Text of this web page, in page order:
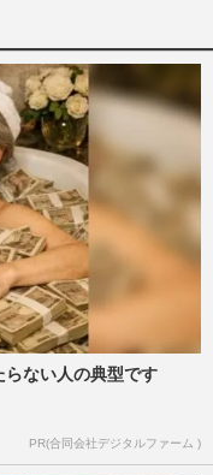
ったのか」
2019/7/7
ムボール」の脅威、
染実態が明らかに
も問題は山積み、
後の「孤立無援ぶ
2019/3/10
」で大丈夫なのか？
2018/11/10
らない人の典型です
PR(合同会社デジタルファーム )